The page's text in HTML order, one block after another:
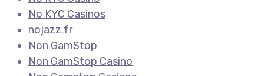
No KYC Casinos
nojazz.fr
Non GamStop
Non GamStop Casino